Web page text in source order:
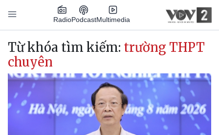
Nhảy đến nội dung
RadioPodcastMultimedia
Main navigation
Từ khóa tìm kiếm: trường THPT
chuyên